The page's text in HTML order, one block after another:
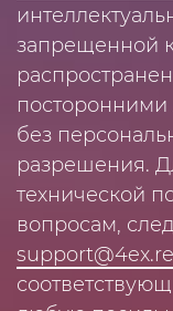
запрещенной
без
разрешения.
технической
вопросам,